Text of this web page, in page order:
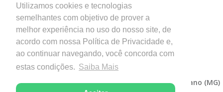
Utilizamos cookies e tecnologias
semelhantes com objetivo de prover a
melhor experiência no uso do nosso site, de
acordo com nossa Política de Privacidade e,
ao continuar navegando, você concorda com
estas condições. Saiba Mais
Copyright © 2026 - Diocese de Itabira-Coronel Fabriciano (MG)